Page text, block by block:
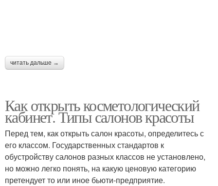
читать дальше →
Как открыть косметологический
кабинет. Типы салонов красоты
Перед тем, как открыть салон красоты, определитесь с
его классом. Государственных стандартов к
обустройству салонов разных классов не установлено,
но можно легко понять, на какую ценовую категорию
претендует то или иное бьюти-предприятие.